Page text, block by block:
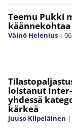
Teemu Pukki
käännekohtaa
Väinö Helenius |
loistanut
yhdessä
kärkeä
Juuso Kilpeläinen |